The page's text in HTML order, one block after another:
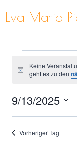
Inhalt
Eva Maria
13,
Hinweis
Keine
geht es zu den
9/13/2025
Datum
wählen.
Vorheriger Tag